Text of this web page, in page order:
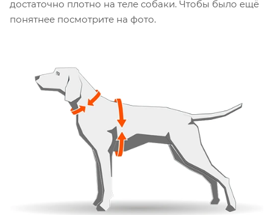
достаточно плотно на теле собаки. Чтобы было ещё
понятнее посмотрите на фото.